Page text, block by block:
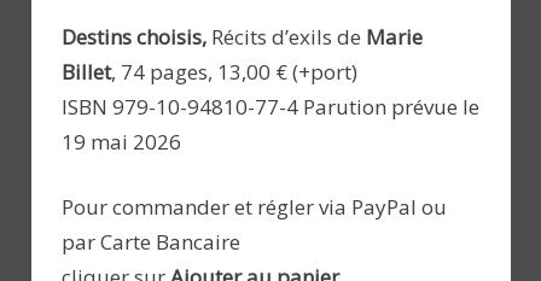
Destins choisis, Récits d’exils de Marie
Billet, 74 pages, 13,00 € (+port)
ISBN 979-10-94810-77-4 Parution prévue le
19 mai 2026
Pour commander et régler via PayPal ou
par Carte Bancaire